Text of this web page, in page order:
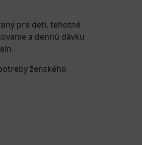
pre deti, tehotné
a dennú dávku
ženského